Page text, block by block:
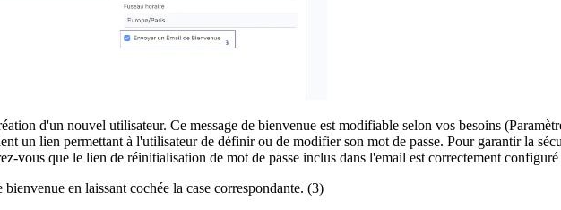
d'un nouvel utilisateur. Ce message de bienvenue est modifiable selon vos besoins
un lien permettant à l'utilisateur de définir ou de modifier son mot de passe. Pour garantir la
vous que le lien de réinitialisation de mot de passe inclus dans l'email est correctement configuré
en laissant cochée la case correspondante. (3)